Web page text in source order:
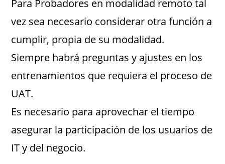
Para Probadores en modalidad remoto tal
vez sea necesario considerar otra función a
cumplir, propia de su modalidad.
Siempre habrá preguntas y ajustes en los
entrenamientos que requiera el proceso de
UAT.
Es necesario para aprovechar el tiempo
asegurar la participación de los usuarios de
IT y del negocio.